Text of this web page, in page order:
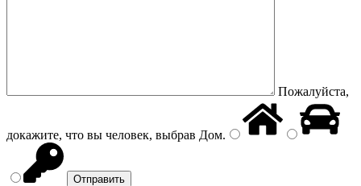
Пожалуйста,
докажите, что вы человек, выбрав Дом.